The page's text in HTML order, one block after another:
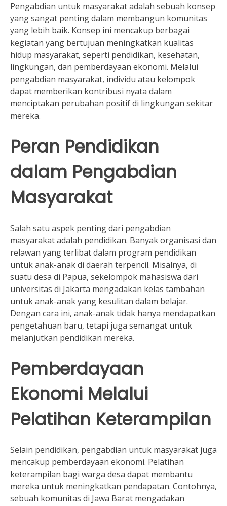
Pengabdian untuk masyarakat adalah sebuah konsep
yang sangat penting dalam membangun komunitas
yang lebih baik. Konsep ini mencakup berbagai
kegiatan yang bertujuan meningkatkan kualitas
hidup masyarakat, seperti pendidikan, kesehatan,
lingkungan, dan pemberdayaan ekonomi. Melalui
pengabdian masyarakat, individu atau kelompok
dapat memberikan kontribusi nyata dalam
menciptakan perubahan positif di lingkungan sekitar
mereka.
Peran Pendidikan
dalam Pengabdian
Masyarakat
Salah satu aspek penting dari pengabdian
masyarakat adalah pendidikan. Banyak organisasi dan
relawan yang terlibat dalam program pendidikan
untuk anak-anak di daerah terpencil. Misalnya, di
suatu desa di Papua, sekelompok mahasiswa dari
universitas di Jakarta mengadakan kelas tambahan
untuk anak-anak yang kesulitan dalam belajar.
Dengan cara ini, anak-anak tidak hanya mendapatkan
pengetahuan baru, tetapi juga semangat untuk
melanjutkan pendidikan mereka.
Pemberdayaan
Ekonomi Melalui
Pelatihan Keterampilan
Selain pendidikan, pengabdian untuk masyarakat juga
mencakup pemberdayaan ekonomi. Pelatihan
keterampilan bagi warga desa dapat membantu
mereka untuk meningkatkan pendapatan. Contohnya,
sebuah komunitas di Jawa Barat mengadakan